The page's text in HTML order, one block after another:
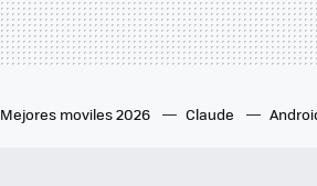
Mejores moviles 2026 Claude